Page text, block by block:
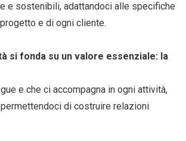
e sostenibili, adattandoci alle specifiche
e di ogni cliente.
si fonda su un valore essenziale: la
e che ci accompagna in ogni attività,
di costruire relazioni